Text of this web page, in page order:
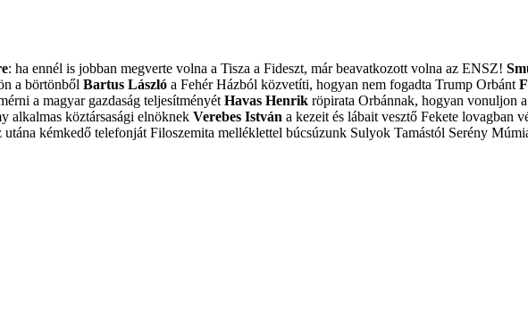
: ha ennél is jobban megverte volna a Tisza a Fideszt, már beavatkozott volna az ENSZ!
a börtönből Bartus László a Fehér Házból közvetíti, hogyan nem fogadta Trump Orbánt
a magyar gazdaság teljesítményét Havas Henrik röpirata Orbánnak, hogyan vonuljon
alkalmas köztársasági elnöknek Verebes István a kezeit és lábait vesztő Fekete lovagban
utána kémkedő telefonját Filoszemita melléklettel búcsúzunk Sulyok Tamástól Serény